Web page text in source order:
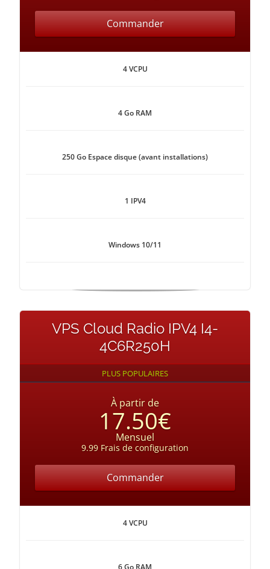
Commander
4 VCPU
4 Go RAM
250 Go Espace disque (avant installations)
1 IPV4
Windows 10/11
VPS Cloud Radio IPV4 I4-
4C6R250H
PLUS POPULAIRES
À partir de
17.50€
Mensuel
9.99 Frais de configuration
Commander
4 VCPU
6 Go RAM